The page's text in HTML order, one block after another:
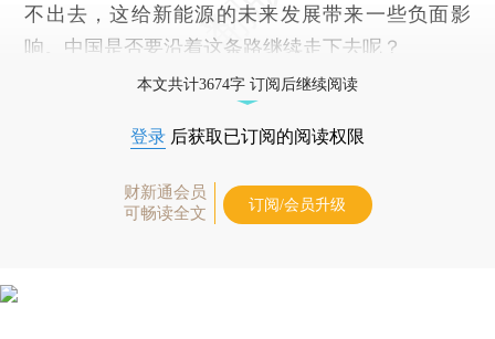
不出去，这给新能源的未来发展带来一些负面影
响。中国是否要沿着这条路继续走下去呢？
本文共计3674字 订阅后继续阅读
登录 后获取已订阅的阅读权限
财新通会员
可畅读全文
订阅/会员升级